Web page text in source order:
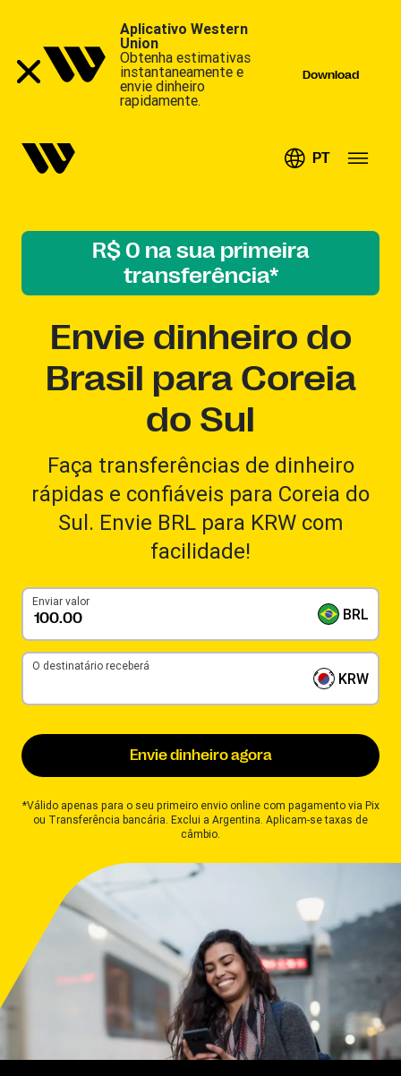
Aplicativo Western
Union
Obtenha estimativas
instantaneamente e
envie dinheiro
rapidamente.
Download
PT
R$ 0 na sua primeira
transferência*
Envie dinheiro do
Brasil para Coreia
do Sul
Faça transferências de dinheiro
rápidas e confiáveis para Coreia do
Sul. Envie BRL para KRW com
facilidade!
Enviar valor
BRL
O destinatário receberá
KRW
Envie dinheiro agora
*Válido apenas para o seu primeiro envio online com pagamento via Pix
ou Transferência bancária. Exclui a Argentina. Aplicam-se taxas de
câmbio.